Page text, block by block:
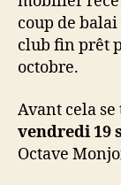
coup de
club fin prêt
octobre.
Avant cela
vendredi 19
Octave